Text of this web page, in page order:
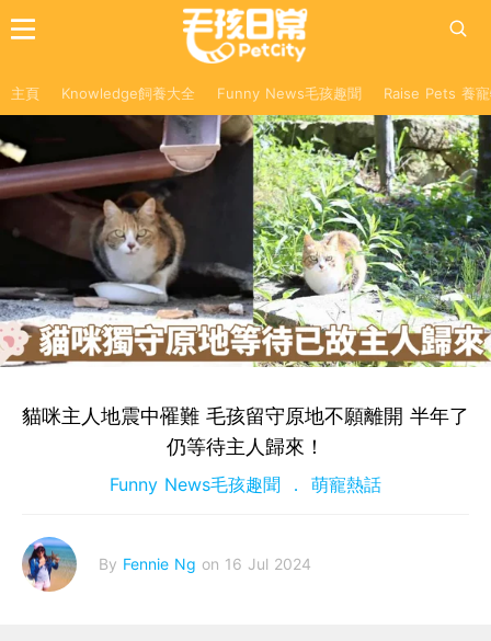
主頁 Knowledge飼養大全 Funny News毛孩趣聞 Raise Pets 養
貓咪主人地震中罹難 毛孩留守原地不願離開 半年了
仍等待主人歸來！
Funny News毛孩趣聞 萌寵熱話
By Fennie Ng on 16 Jul 2024